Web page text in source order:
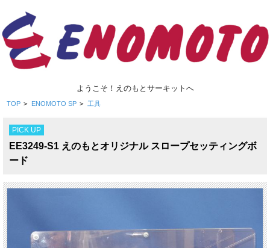
ようこそ！えのもとサーキットへ
TOP > ENOMOTO SP > 工具
PICK UP
EE3249-S1 えのもとオリジナル スロープセッティングボ
ード